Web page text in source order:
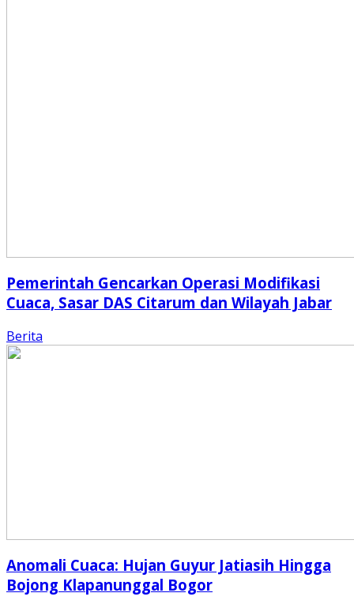
Pemerintah Gencarkan Operasi Modifikasi
Cuaca, Sasar DAS Citarum dan Wilayah Jabar
Berita
Anomali Cuaca: Hujan Guyur Jatiasih Hingga
Bojong Klapanunggal Bogor